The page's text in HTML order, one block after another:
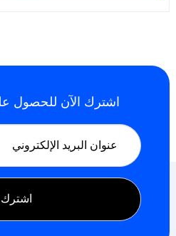
اشترك الآن للحصول